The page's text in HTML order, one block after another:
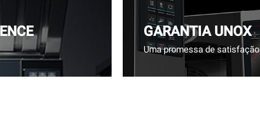
GARANTIA UNOX
Uma promessa de satisfação